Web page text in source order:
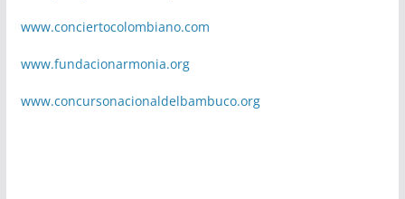
www.conciertocolombiano.com
www.fundacionarmonia.org
www.concursonacionaldelbambuco.org